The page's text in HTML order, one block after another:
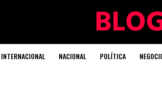
INTERNACIONAL NACIONAL POLÍTICA